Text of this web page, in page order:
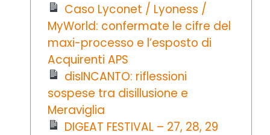
Caso Lyconet / Lyoness /
MyWorld: confermate le cifre del
maxi-processo e l’esposto di
Acquirenti APS
disINCANTO: riflessioni
sospese tra disillusione e
Meraviglia
DIGEAT FESTIVAL – 27, 28, 29